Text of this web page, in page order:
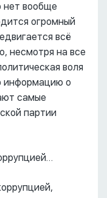
нет вообще
огромный
всё
несмотря на все
воля
информацию о
самые
партии